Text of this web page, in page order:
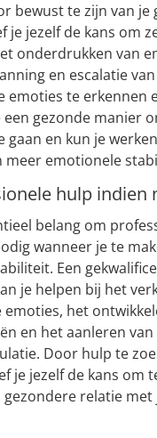
bewust te zijn van je
je jezelf de kans om
onderdrukken van
en escalatie
emoties te erkennen
een gezonde manier
gaan en kun je
meer emotionele
hulp indien
belang om
wanneer je te
Een
je helpen bij het
emoties, het
en het aanleren
Door hulp te
je jezelf de kans om
gezondere relatie